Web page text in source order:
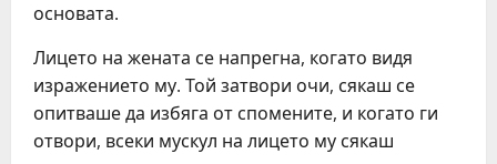
основата.
Лицето на жената се напрегна, когато видя
изражението му. Той затвори очи, сякаш се
опитваше да избяга от спомените, и когато ги
отвори, всеки мускул на лицето му сякаш